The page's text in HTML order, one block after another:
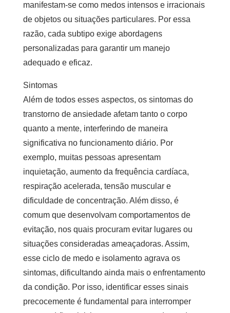
manifestam-se como medos intensos e irracionais
de objetos ou situações particulares. Por essa
razão, cada subtipo exige abordagens
personalizadas para garantir um manejo
adequado e eficaz.
Sintomas
Além de todos esses aspectos, os sintomas do
transtorno de ansiedade afetam tanto o corpo
quanto a mente, interferindo de maneira
significativa no funcionamento diário. Por
exemplo, muitas pessoas apresentam
inquietação, aumento da frequência cardíaca,
respiração acelerada, tensão muscular e
dificuldade de concentração. Além disso, é
comum que desenvolvam comportamentos de
evitação, nos quais procuram evitar lugares ou
situações consideradas ameaçadoras. Assim,
esse ciclo de medo e isolamento agrava os
sintomas, dificultando ainda mais o enfrentamento
da condição. Por isso, identificar esses sinais
precocemente é fundamental para interromper